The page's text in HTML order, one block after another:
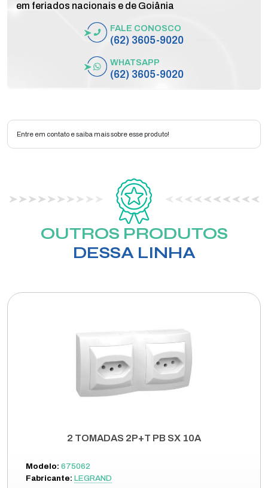
em feriados nacionais e de Goiânia
FALE CONOSCO
(62) 3605-9020
WHATSAPP
(62) 3605-9020
Entre em contato e saiba mais sobre esse produto!
OUTROS PRODUTOS
DESSA LINHA
2 TOMADAS 2P+T PB SX 10A
Modelo: 675062
Fabricante: LEGRAND